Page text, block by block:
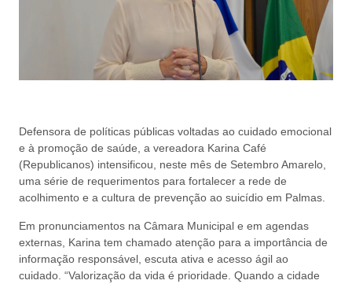
Defensora de políticas públicas voltadas ao cuidado emocional
e à promoção de saúde, a vereadora Karina Café
(Republicanos) intensificou, neste mês de Setembro Amarelo,
uma série de requerimentos para fortalecer a rede de
acolhimento e a cultura de prevenção ao suicídio em Palmas.
Em pronunciamentos na Câmara Municipal e em agendas
externas, Karina tem chamado atenção para a importância de
informação responsável, escuta ativa e acesso ágil ao
cuidado. “Valorização da vida é prioridade. Quando a cidade